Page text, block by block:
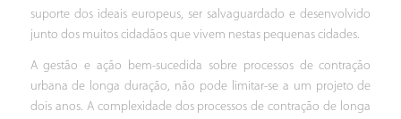
suporte dos ideais europeus, ser salvaguardado e desenvolvido
junto dos muitos cidadãos que vivem nestas pequenas cidades.
A gestão e ação bem-sucedida sobre processos de contração
urbana de longa duração, não pode limitar-se a um projeto de
dois anos. A complexidade dos processos de contração de longa